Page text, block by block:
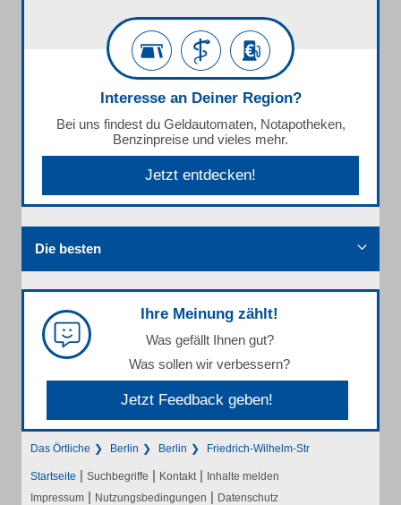
Interesse an Deiner Region?
Bei uns findest du Geldautomaten, Notapotheken,
Benzinpreise und vieles mehr.
Jetzt entdecken!
Die besten
Ihre Meinung zählt!
Was gefällt Ihnen gut?
Was sollen wir verbessern?
Jetzt Feedback geben!
Das Örtliche Berlin Berlin Friedrich-Wilhelm-Str
Startseite | Suchbegriffe | Kontakt | Inhalte melden
Impressum | Nutzungsbedingungen | Datenschutz